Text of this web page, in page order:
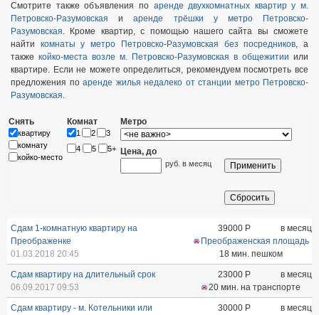
Смотрите также объявления по аренде двухкомнатных квартир у м.
Петровско-Разумовская иаренде трёшки у метро Петровско-
Разумовская. Кроме квартир, с помощью нашего сайта вы сможете
найти комнаты у метро Петровско-Разумовская без посредников, а
также койко-места возле м. Петровско-Разумовская в общежитии или
квартире. Если не можете определиться, рекомендуем посмотреть все
предложения по аренде жилья недалеко от станции метро Петровско-
Разумовская.
Снять
квартиру
комнату
койко-место
Комнат
1 2
3
4
5 5+
Метро
Цена, до
руб. в месяц
Сдам 1-комнатную квартиру на
Преображенке
01.03.2018 20:45
39000 Р
в месяц
Преображенская площадь
18 мин. пешком
Сдам квартиру на длительный срок
06.09.2017 09:53
23000 Р
в месяц
20 мин. на транспорте
Сдам квартиру - м. Котельники или
30000 Р
в месяц